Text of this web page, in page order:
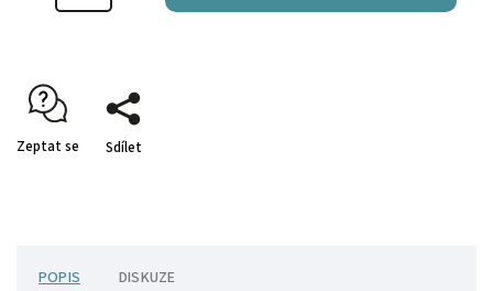
Zeptat se Sdílet
POPIS DISKUZE